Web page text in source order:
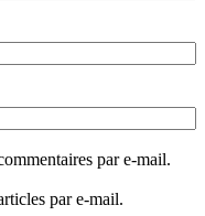
par e-mail.
par e-mail.